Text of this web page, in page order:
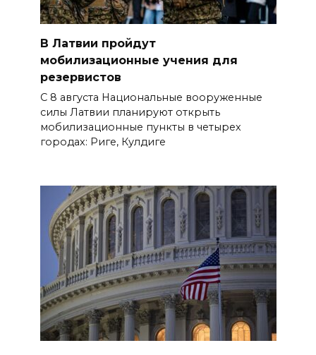
В Латвии пройдут
мобилизационные учения для
резервистов
С 8 августа Национальные вооруженные
силы Латвии планируют открыть
мобилизационные пункты в четырех
городах: Риге, Кулдиге